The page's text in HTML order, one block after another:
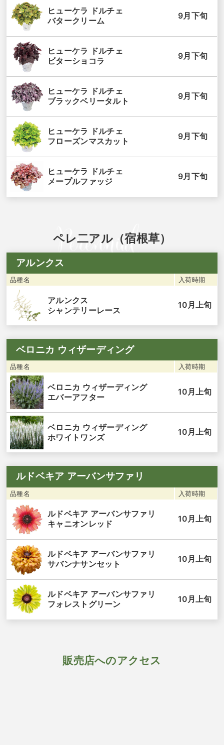
ヒューケラ ドルチェ
バタークリーム
9月下旬
ヒューケラ ドルチェ
ビターショコラ
9月下旬
ヒューケラ ドルチェ
ブラックベリータルト
9月下旬
ヒューケラ ドルチェ
フローズンマスカット
9月下旬
ヒューケラ ドルチェ
メープルファッジ
9月下旬
ペレ二アル（宿根草）
アルンクス
品種名 入荷時期
アルンクス
シャンテリーレース
10月上旬
ベロニカ ウィザーディング
品種名 入荷時期
ベロニカ ウィザーディング
エバーアフター
10月上旬
ベロニカ ウィザーディング
ホワイトワンズ
10月上旬
ルドベキア アーバンサファリ
品種名 入荷時期
ルドベキア アーバンサファリ
キャニオンレッド
10月上旬
ルドベキア アーバンサファリ
サバンナサンセット
10月上旬
ルドベキア アーバンサファリ
フォレストグリーン
10月上旬
販売店へのアクセス